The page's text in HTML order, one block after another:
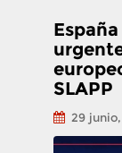
SLAPP
29